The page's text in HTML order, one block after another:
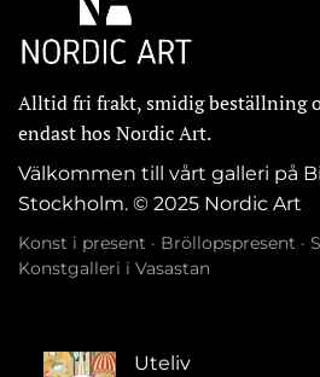
Alltid fri frakt, smidig beställning
endast hos Nordic Art.
Välkommen till vårt galleri på
Stockholm. © 2025 Nordic Art
Konst i present · Bröllopspresent ·
Konstgalleri i Vasastan
Uteliv